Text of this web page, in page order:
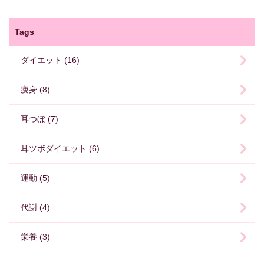
Tags
ダイエット (16)
痩身 (8)
耳つぼ (7)
耳ツボダイエット (6)
運動 (5)
代謝 (4)
栄養 (3)